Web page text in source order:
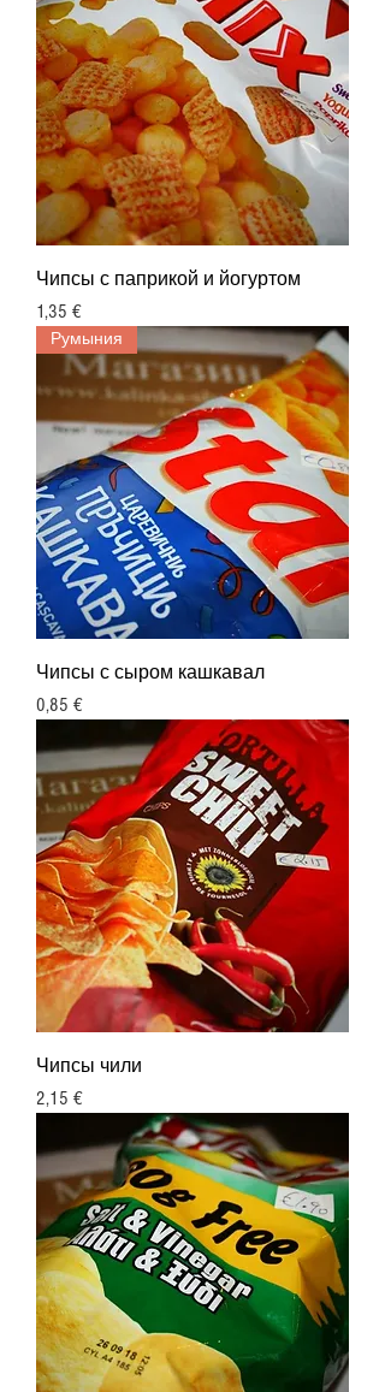
Чипсы с паприкой и йогуртом
Цена
1,35 €
Румыния
Чипсы с сыром кашкавал
Цена
0,85 €
Чипсы чили
Цена
2,15 €